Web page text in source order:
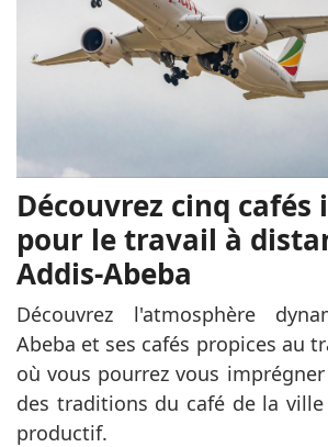
Découvrez cinq cafés
pour le travail à
Addis-Abeba
Découvrez l'atmosphère
Abeba et ses cafés propices au
où vous pourrez vous
des traditions du café de la
productif.